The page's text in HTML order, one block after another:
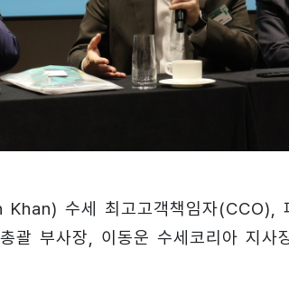
수세 최고고객책임자
괄 부사장, 이동운 수세코리아 지사